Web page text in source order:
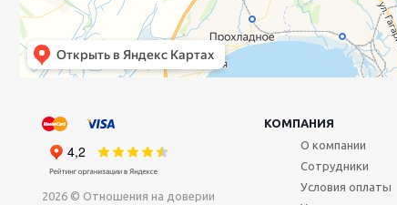
2026 © Отношения на доверии
КОМПАНИЯ
О компании
Сотрудники
Условия оплаты